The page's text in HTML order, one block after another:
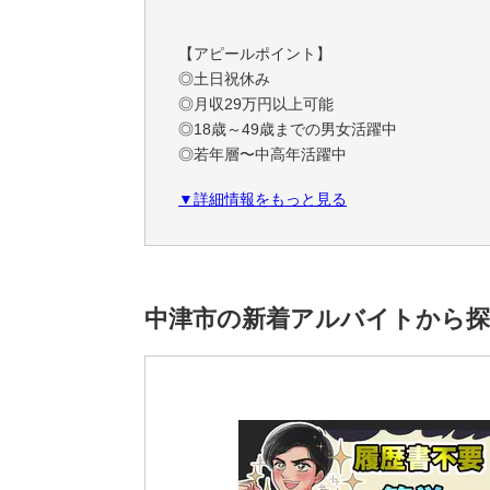
【アピールポイント】
◎土日祝休み
◎月収29万円以上可能
◎18歳～49歳までの男女活躍中
◎若年層〜中高年活躍中
◎女性活躍中
と、人気なワードが盛り沢山！！
優しい先輩スタッフが多数在籍していますの
安心してご連絡下さい！！
【勤務時間：2交替】
①8:15～17:00
②23:40～8:25
▼詳細情報をもっと見る
中津市の新着アルバイトから